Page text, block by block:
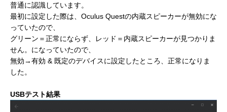
普通に認識しています。
最初に設定した際は、Oculus Questの内蔵スピーカーが無効にな
っていたので、
グリーン＝正常にならず、レッド＝内蔵スピーカーが見つかりま
せん。になっていたので、
無効→有効 & 既定のデバイスに設定したところ、正常になりま
した。
USBテスト結果